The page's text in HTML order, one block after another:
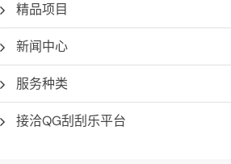
精品项目
新闻中心
服务种类
接洽QG刮刮乐平台